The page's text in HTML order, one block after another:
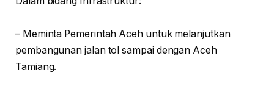
– Meminta Pemerintah Aceh untuk melanjutkan
pembangunan jalan tol sampai dengan Aceh
Tamiang.